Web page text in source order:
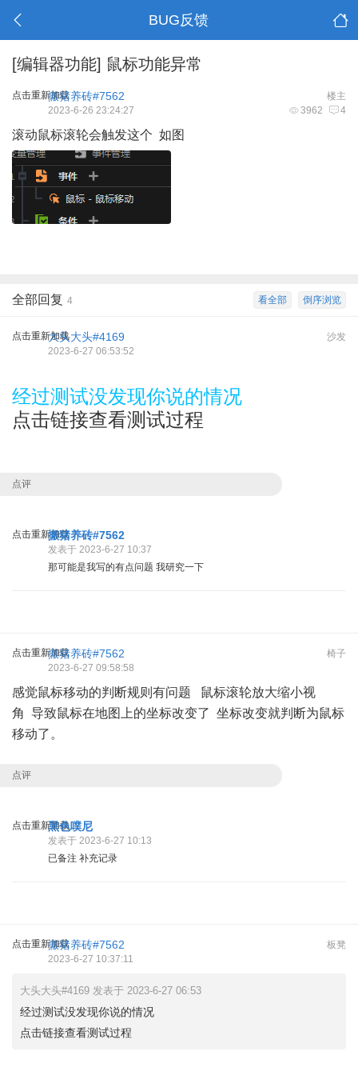
BUG反馈
[编辑器功能] 鼠标功能异常
点击重新加载 楼主
搬猪养砖#7562
3962 4
2023-6-26 23:24:27
滚动鼠标滚轮会触发这个 如图
倒序浏览
看全部
全部回复 4
点击重新加载 沙发
大头大头#4169
2023-6-27 06:53:52
经过测试没发现你说的情况
点击链接查看测试过程
点评
点击重新加载搬猪养砖#7562
发表于 2023-6-27 10:37
那可能是我写的有点问题 我研究一下
点击重新加载 椅子
搬猪养砖#7562
2023-6-27 09:58:58
感觉鼠标移动的判断规则有问题 鼠标滚轮放大缩小视
角 导致鼠标在地图上的坐标改变了 坐标改变就判断为鼠标
移动了。
点评
点击重新加载黑色噗尼
发表于 2023-6-27 10:13
已备注 补充记录
点击重新加载 板凳
搬猪养砖#7562
2023-6-27 10:37:11
大头大头#4169 发表于 2023-6-27 06:53
经过测试没发现你说的情况
点击链接查看测试过程